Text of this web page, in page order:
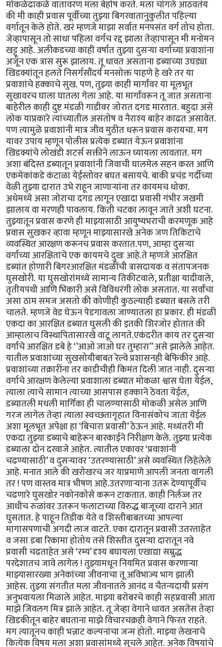
मोकळेढाकळे वातावरण मला बेहोष करते. मला चांगले आठवतंय
की मी काही प्रवास पूर्वीच्या तुझ्या बिगरवातानुकुलीत पहिल्या
वर्गातून केले होते. खरं म्हणजे माझा सर्वात मनपसंत वर्ग तोच होता.
जेव्हापासून तो साधा पहिला वर्गच रद्द झाला तेव्हापासून मी मनोमन
खट्टू आहे. अलीकडच्या काही वर्षात तुझ्या दुसऱ्या वर्गाच्या प्रवाशांना
अजून एक त्रास सुरू झालाय. तू धावत असताना डब्याच्या उघड्या
खिडक्यांतून हलते निसर्गसौंदर्य मनसोक्त पाहणे हे खरे तर या
प्रवाशांचे हक्काचे सुख. पण, तुझ्या काही मार्गांवर या मूलभूत
सुखावरच घाला घातला गेला आहे. या मार्गांवरून तू जात असताना
बाहेरील काही दुष्ट मंडळी गाडीवर जोरात दगड मारतात. बहुदा असे
लोक याप्रकारे त्यांच्यातील असंतोष व नैराश्य बाहेर काढत असावेत.
पण त्यामुळे प्रवाशांनी मात्र जीव मुठीत धरून प्रवास करायचा. मग
यावर उपाय म्हणून पोलीस प्रत्येक डब्यात येऊन प्रवाशांना
खिडक्यांचे लोखंडी शटर्स सक्तीने लाऊन घ्यायला लावतात. मग
अशा बंदिस्त डब्यातून प्रवाशांनी जिवाची घालमेल सहन करत आणि
एकमेकांकडे कंटाळा येईस्तोवर बघत बसायचे. बाकी प्रचंड गर्दीच्या
वेळी तुझ्या दारात उभे राहून जाणाऱ्यांना तर कायमच धोका.
अधेमध्ये असा जोराचा दगड लागून एखादा प्रवासी गंभीर जखमी
झालाय वा मरणही पावलाय. किती चटका लावून जाते अशी घटना.
तुझ्यातून प्रवास करणे ही माझ्यासाठी आयुष्यभराची करमणूक आहे
प्रवास सुखकर व्हावा म्हणून माझ्यासारखे अनेक जण तिकिटाचे
व्यवस्थित आरक्षण करूनच प्रवास करतात.पण, आम्हा दुसऱ्या
वर्गाच्या आरक्षितांचे एक कायमचे दुखः आहे.ते म्हणजे आरक्षित
डब्यांत होणारी बिगरआरक्षित मंडळींची त्रासदायक व संतापजनक
घुसखोरी. या घुसखोरांमध्ये सामान्य तिकीटवाले, प्रतीक्षा यादीवाले,
तृतीयपंथी आणि भिकारी असे विविधरंगी लोक असतात. या सर्वांचा
असा ठाम समज असतो की कोणीही कुठल्याही डब्यात बसले तरी
चालते. म्हणजे वेड घेऊन पेडगावला जाण्यातला हा प्रकार. ही मंडळी
एकदा का आरक्षित डब्यात घुसली की इतकी शिरजोर होतात की
आम्हालाच विस्थापितासारखे वाटू लागते.एकंदरीत काय तर दुसऱ्या
वर्गाचे आरक्षित डबे हे ‘’आओ जाओ घर तुम्हारा’’ असे झालेले आहेत.
यातील प्रवाशांच्या सुखसोयीबाबत रेल्वे प्रशासनही बेफिकीर आहे.
प्रवाशांच्या तक्रारींना तर काडीचीही किमंत दिली जात नाही. दुसऱ्या
वर्गाचे आरक्षण केलेल्या प्रवाशाला डब्यात मोकळा श्वास घेता येईल,
त्याला त्याचे सामान त्याच्या आसपास हक्काने ठेवता येईल,
डब्यातली मधली मार्गिका ही चालण्यासाठी मोकळी असेल आणि
गरज लागेल तेव्हा त्याला स्वच्छतागृहात विनासंकोच जाता येईल
अशा मूलभूत अपेक्षा हा ‘बिचारा प्रवासी’ ठेऊन आहे. मध्यंतरी मी
एकदा तुझ्या डब्याचे बाहेरून बारकाईने निरीक्षण केले. तुझ्या प्रत्येक
डब्याला दोन दरवाजे आहेत. त्यातील एकावर ‘प्रवाशांनी
चढण्यासाठी’ व दुसऱ्यावर ‘उतरण्यासाठी’ असे व्यवस्थित लिहेलेले
आहे. मनात आले की खरोखरच जर याप्रमाणे आपली जनता वागली
तर ! पण वास्तव मात्र भीषण आहे.उतरणाऱ्याना उतरू देण्यापूर्वीच
चढणारे घुसखोर नकोनकोसे करून टाकतात. काही निर्लज्ज तर
आधीच रुळांवर उतरून फलाटाच्या विरुद्ध बाजूच्या दाराने आत
घुसतात. हे पाहून तिडीक येते व शिस्तीबाबतच्या आपल्या
मागासपणाची अगदी लाज वाटते. एका दारातून प्रवासी उतरताहेत
व जसा डबा रिकामा होतोय तसे शिस्तीत दुसऱ्या दारातून नवे
प्रवासी चढताहेत असे ‘रम्य’ दृश्य बघायला एखाद्या सम्रुद्ध
परदेशातच जावे लागेल ! तुझ्यामधून नियमित प्रवास करणाऱ्या
माझ्यासारख्या अनेकांच्या जीवनाचा तू अविभाज्य भाग झाली
आहेस. तुझ्या संगतीत मला जीवनातले आनंद व चैतन्यदायी प्रसंग
अनुभवायला मिळाले आहेत. माझ्या बरोबरचे काही सहप्रवासी आता
माझे जिवलग मित्र झाले आहेत. तू जेव्हा वेगाने धावत असतेस तेव्हा
खिडकीतून बाहेर बघताना माझे विचारचक्रही वेगाने फिरत राहते.
मग त्यातूनच काही भन्नाट कल्पनांचा जन्म होतो. माझ्या लेखनाचे
कित्येक विषय मला अशा प्रवासांमध्ये सुचले आहेत. अनेक विषयांचे